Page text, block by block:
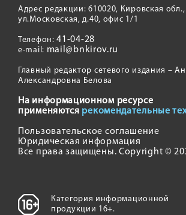
Адрес редакции: 610020, Кировская
ул.Московская, д.40, офис 1/1
Телефон:41-04-28
e-mail: mail@bnkirov.ru
Главный редактор сетевого издания –
Александровна Белова
На информационном ресурсе
применяются рекомендательные
Пользовательское соглашение
Юридическая информация
Все права защищены. Copyright ©
Категория информационной
продукции 16+.